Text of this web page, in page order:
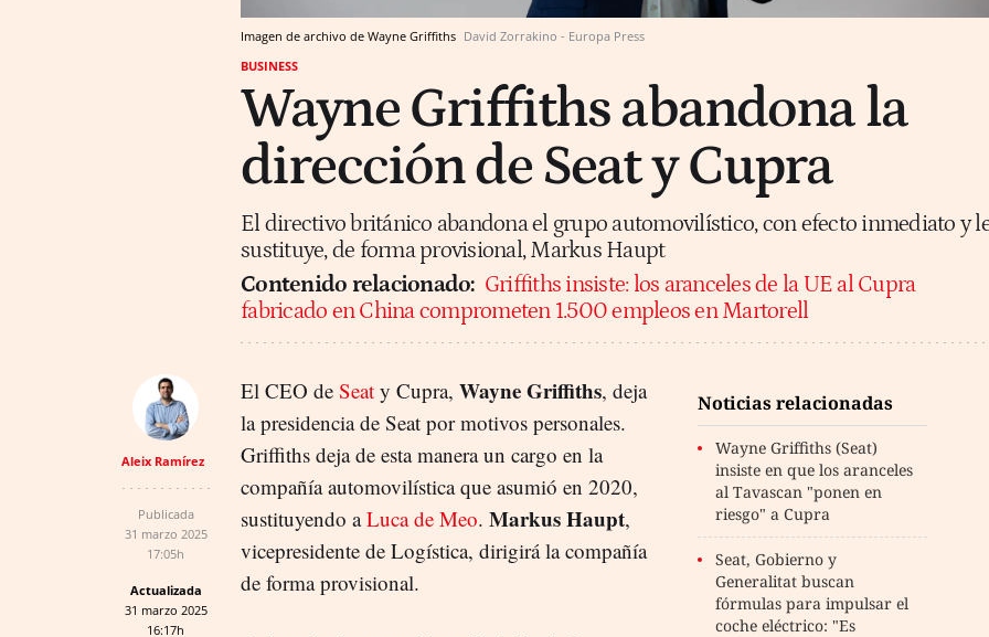
Imagen de archivo de Wayne Griffiths David Zorrakino - Europa Press
BUSINESS
Wayne Griffiths abandona la
dirección de Seat y Cupra
El directivo británico abandona el grupo automovilístico, con efecto inmediato y
sustituye, de forma provisional, Markus Haupt
Contenido relacionado: Griffiths insiste: los aranceles de la UE al Cupra
fabricado en China comprometen 1.500 empleos en Martorell
Aleix Ramírez
Publicada
31 marzo 2025
17:05h
Actualizada
31 marzo 2025
16:17h
Noticias relacionadas
Wayne Griffiths (Seat)
insiste en que los aranceles
al Tavascan "ponen en
riesgo" a Cupra
Seat, Gobierno y
Generalitat buscan
fórmulas para impulsar el
coche eléctrico: "Es
El CEO de Seat y Cupra, Wayne Griffiths, deja
la presidencia de Seat por motivos personales.
Griffiths deja de esta manera un cargo en la
compañía automovilística que asumió en 2020,
sustituyendo aLuca de Meo. Markus Haupt,
vicepresidente de Logística, dirigirá la compañía
de forma provisional.